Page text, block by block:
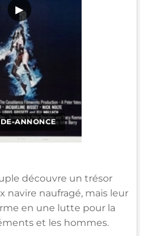
ANNONCE
▶
découvre un trésor
navire naufragé, mais leur
en une lutte pour la
et les hommes.